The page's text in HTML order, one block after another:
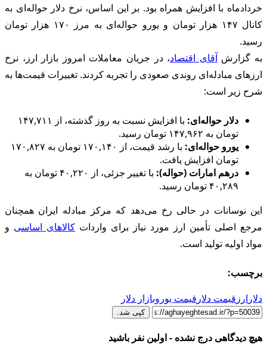
خردادماه با افزایش همراه بود. بر این اساس، نرخ دلار حواله‌ای به
کانال ۱۴۷ هزار تومان و یورو حواله‌ای به مرز ۱۷۰ هزار تومان
رسید.
به گزارشآقای اقتصاد، در جریان معاملات امروز بازار ارز، نرخ
ارزهای مبادله‌ای روندی صعودی را تجربه کردند. تغییرات قیمت‌ها به
شرح زیر است:
دلار حواله‌ای:
با افزایش نسبت به روز گذشته، از ۱۴۷,۷۱۱
تومان به ۱۴۷,۹۶۲ تومان رسید.
یورو حواله‌ای:
با رشد قیمت، از ۱۷۰,۱۴۰ تومان به ۱۷۰,۸۲۷
تومان افزایش یافت.
درهم امارات (حواله):
با تغییر جزئی، از ۴۰,۲۲۰ تومان به
۴۰,۲۸۹ تومان رسید.
این نوسانات در حالی رخ می‌دهد که مرکز مبادله ایران همچنان
مرجع اصلی تأمین ارز مورد نیاز برای واردات کالاهای اساسی و
مواد اولیه تولید است.
برچسب:
دلار ارز قیمت دلار قیمت یوروبازار دلار
کپی شد.
هیچ دیدگاهی درج نشده - اولین نفر باشید